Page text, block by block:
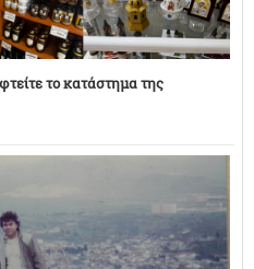
το κατάστημα της